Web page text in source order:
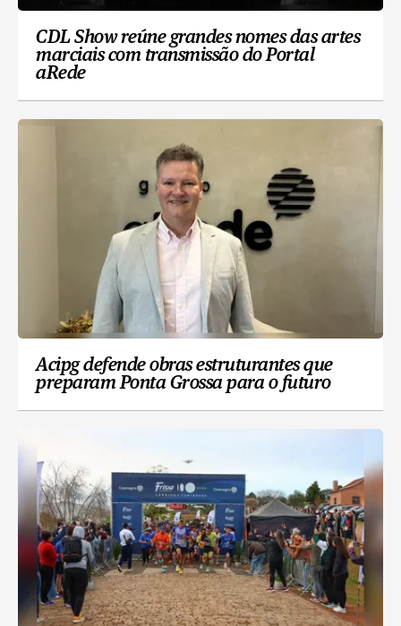
CDL Show reúne grandes nomes das artes
marciais com transmissão do Portal
aRede
Acipg defende obras estruturantes que
preparam Ponta Grossa para o futuro